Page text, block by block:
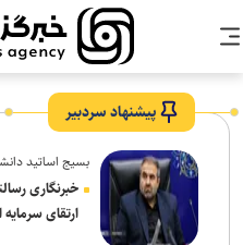
پیشنهاد سردبیر
بسیج اساتید
خبرنگاری
ارتقای